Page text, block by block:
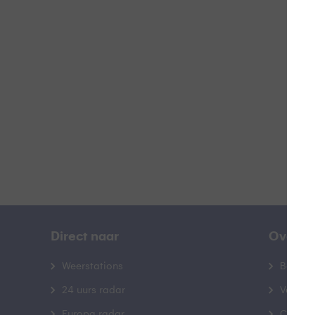
Direct naar
Weerstations
24 uurs radar
Over